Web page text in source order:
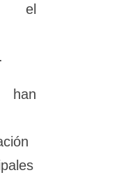
el
han